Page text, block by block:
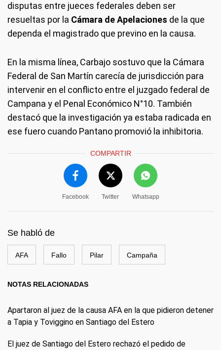
disputas entre jueces federales deben ser
resueltas por la Cámara de Apelaciones de la que
dependa el magistrado que previno en la causa.
En la misma línea, Carbajo sostuvo que la Cámara
Federal de San Martín carecía de jurisdicción para
intervenir en el conflicto entre el juzgado federal de
Campana y el Penal Económico N°10. También
destacó que la investigación ya estaba radicada en
ese fuero cuando Pantano promovió la inhibitoria.
COMPARTIR
Facebook Twitter Whatsapp
Se habló de
AFA Fallo Pilar Campaña
NOTAS RELACIONADAS
Apartaron al juez de la causa AFA en la que pidieron detener
a Tapia y Toviggino en Santiago del Estero
El juez de Santiago del Estero rechazó el pedido de